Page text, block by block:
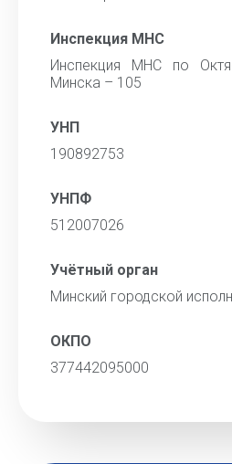
Инспекция МНС
Инспекция МНС по
Минска – 105
УНП
190892753
УНПФ
512007026
Учётный орган
Минский городской
ОКПО
377442095000